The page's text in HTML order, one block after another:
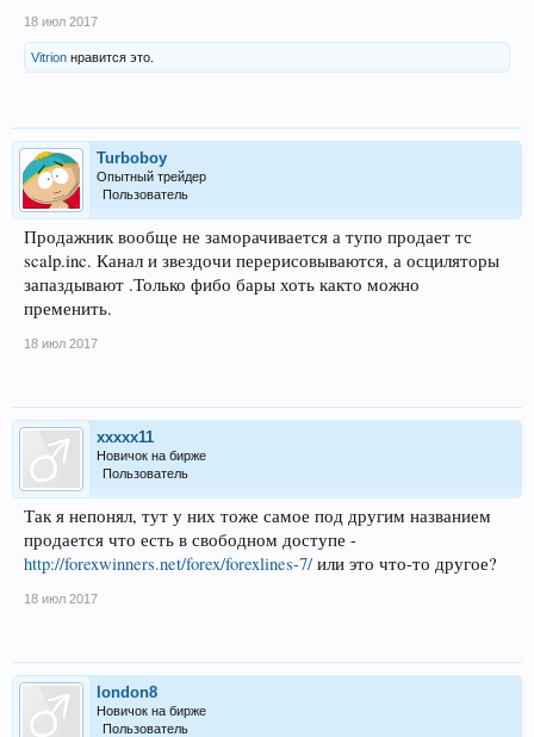
18 июл 2017
Vitrion нравится это.
Turboboy
Опытный трейдер
Пользователь
Продажник вообще не заморачивается а тупо продает тс
scalp.inc. Канал и звездочи перерисовываются, а осциляторы
запаздывают .Только фибо бары хоть както можно
пременить.
18 июл 2017
xxxxx11
Новичок на бирже
Пользователь
Так я непонял, тут у них тоже самое под другим названием
продается что есть в свободном доступе -
http://forexwinners.net/forex/forexlines-7/ или это что-то другое?
18 июл 2017
london8
Новичок на бирже
Пользователь